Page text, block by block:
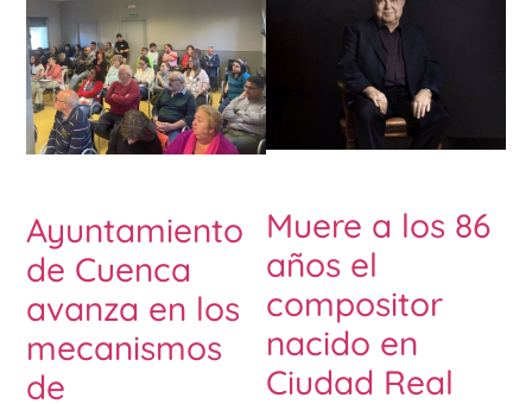
Ayuntamiento
de Cuenca
avanza en los
mecanismos
de
Muere a los 86
años el
compositor
nacido en
Ciudad Real